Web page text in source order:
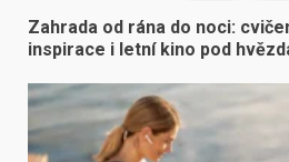
Zahrada od rána do noci:
inspirace i letní kino pod